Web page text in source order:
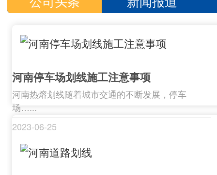
公司主打
锁、护角
河南停车场划线施工注意事项
河南热熔划线随着城市交通的不断发展，停车
场…...
2023-06-25